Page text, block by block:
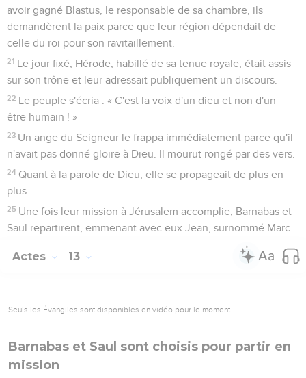
avoir gagné Blastus, le responsable de sa chambre, ils
demandèrent la paix parce que leur région dépendait de
celle du roi pour son ravitaillement.
21 Le jour fixé, Hérode, habillé de sa tenue royale, était assis
sur son trône et leur adressait publiquement un discours.
22 Le peuple s'écria : « C'est la voix d'un dieu et non d'un
être humain ! »
23 Un ange du Seigneur le frappa immédiatement parce qu'il
n'avait pas donné gloire à Dieu. Il mourut rongé par des vers.
24 Quant à la parole de Dieu, elle se propageait de plus en
plus.
25 Une fois leur mission à Jérusalem accomplie, Barnabas et
Saul repartirent, emmenant avec eux Jean, surnommé Marc.
Actes 13
Seuls les Évangiles sont disponibles en vidéo pour le moment.
Barnabas et Saul sont choisis pour partir en
mission